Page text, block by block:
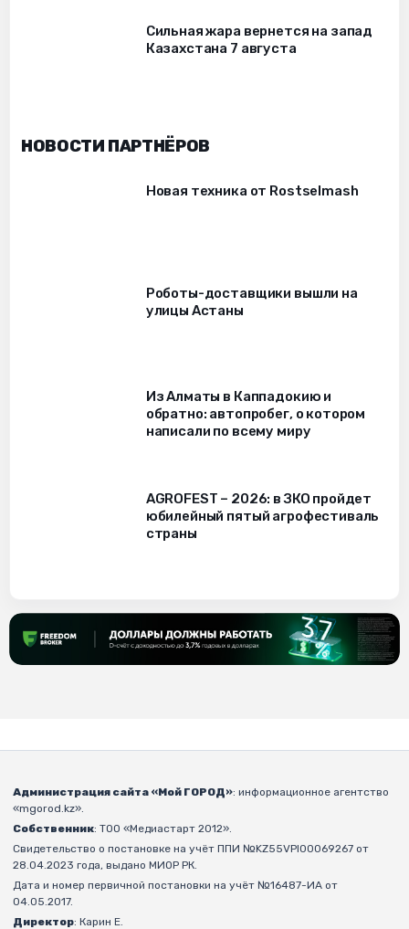
Сильная жара вернется на запад
Казахстана 7 августа
НОВОСТИ ПАРТНЁРОВ
Новая техника от Rostselmash
Роботы-доставщики вышли на
улицы Астаны
Из Алматы в Каппадокию и
обратно: автопробег, о котором
написали по всему миру
AGROFEST – 2026: в ЗКО пройдет
юбилейный пятый агрофестиваль
страны
Администрация сайта «Мой ГОРОД»: информационное агентство
«mgorod.kz».
Собственник: ТОО «Медиастарт 2012».
Свидетельство о постановке на учёт ППИ №KZ55VPI00069267 от
28.04.2023 года, выдано МИОР РК.
Дата и номер первичной постановки на учёт №16487-ИА от
04.05.2017.
Директор: Карин Е.